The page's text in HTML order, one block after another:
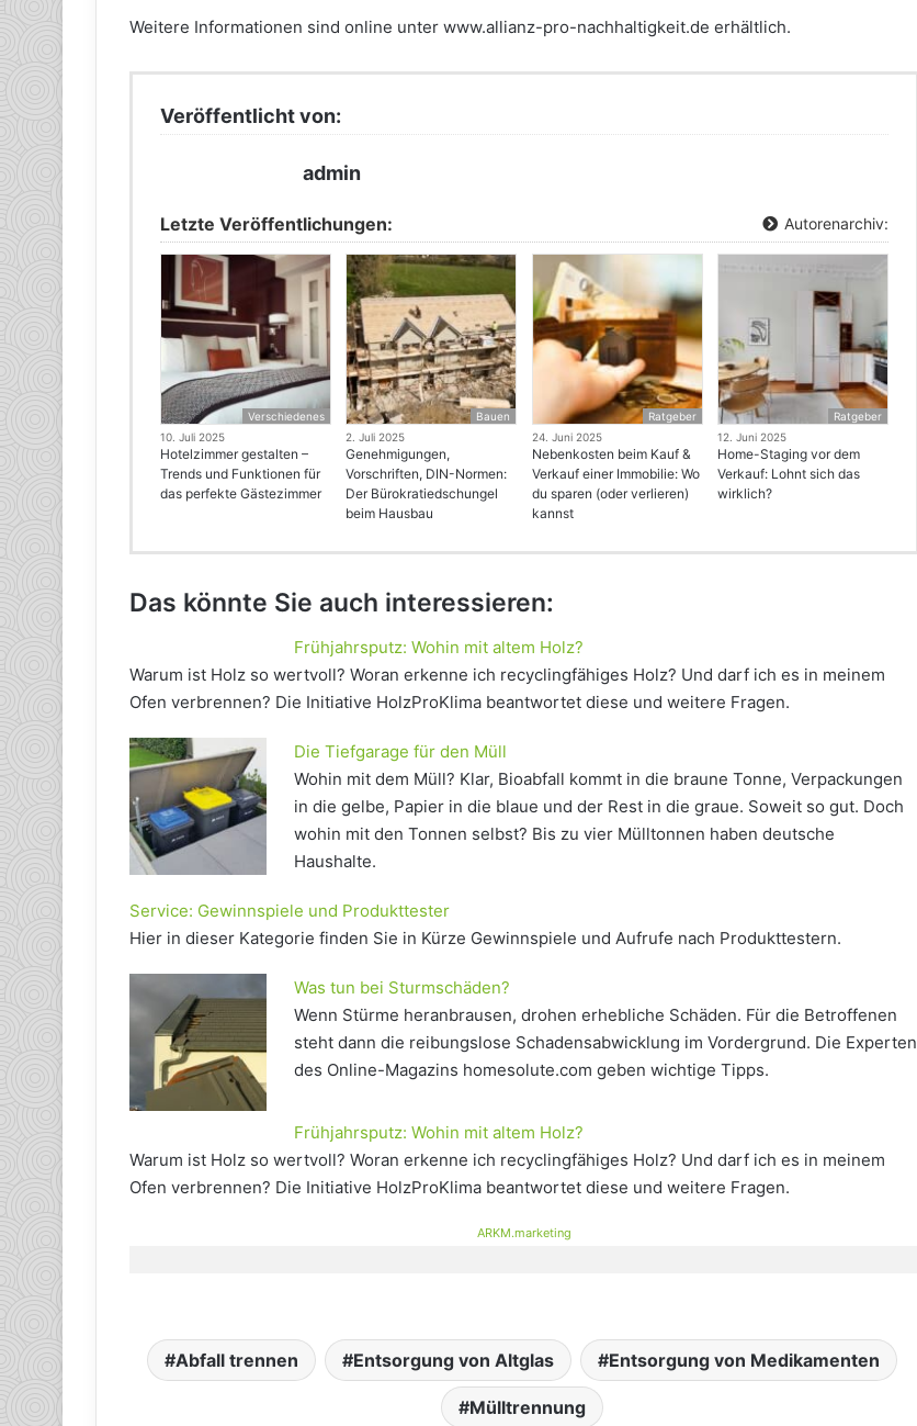
Weitere Informationen sind online unter www.allianz-pro-nachhaltigkeit.de erhältlich.
Veröffentlicht von:
admin
Letzte Veröffentlichungen: Autorenarchiv:
Verschiedenes
10. Juli 2025
Hotelzimmer gestalten –
Trends und Funktionen für
das perfekte Gästezimmer
Bauen
2. Juli 2025
Genehmigungen,
Vorschriften, DIN-Normen:
Der Bürokratiedschungel
beim Hausbau
Ratgeber
24. Juni 2025
Nebenkosten beim Kauf &
Verkauf einer Immobilie: Wo
du sparen (oder verlieren)
kannst
Ratgeber
12. Juni 2025
Home-Staging vor dem
Verkauf: Lohnt sich das
wirklich?
Das könnte Sie auch interessieren:
Frühjahrsputz: Wohin mit altem Holz?
Warum ist Holz so wertvoll? Woran erkenne ich recyclingfähiges Holz? Und darf ich es in meinem
Ofen verbrennen? Die Initiative HolzProKlima beantwortet diese und weitere Fragen.
Die Tiefgarage für den Müll
Wohin mit dem Müll? Klar, Bioabfall kommt in die braune Tonne, Verpackungen
in die gelbe, Papier in die blaue und der Rest in die graue. Soweit so gut. Doch
wohin mit den Tonnen selbst? Bis zu vier Mülltonnen haben deutsche
Haushalte.
Service: Gewinnspiele und Produkttester
Hier in dieser Kategorie finden Sie in Kürze Gewinnspiele und Aufrufe nach Produkttestern.
Was tun bei Sturmschäden?
Wenn Stürme heranbrausen, drohen erhebliche Schäden. Für die Betroffenen
steht dann die reibungslose Schadensabwicklung im Vordergrund. Die Experten
des Online-Magazins homesolute.com geben wichtige Tipps.
Frühjahrsputz: Wohin mit altem Holz?
Warum ist Holz so wertvoll? Woran erkenne ich recyclingfähiges Holz? Und darf ich es in meinem
Ofen verbrennen? Die Initiative HolzProKlima beantwortet diese und weitere Fragen.
ARKM.marketing
Abfall trennen Entsorgung von Altglas Entsorgung von Medikamenten
Mülltrennung